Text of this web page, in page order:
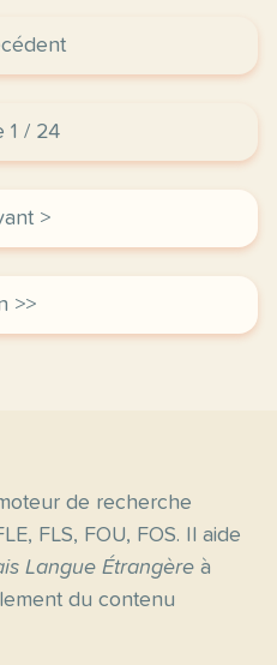
1 / 24
>
>>
de recherche
FLS, FOU, FOS. Il aide
Langue Étrangère à
du contenu